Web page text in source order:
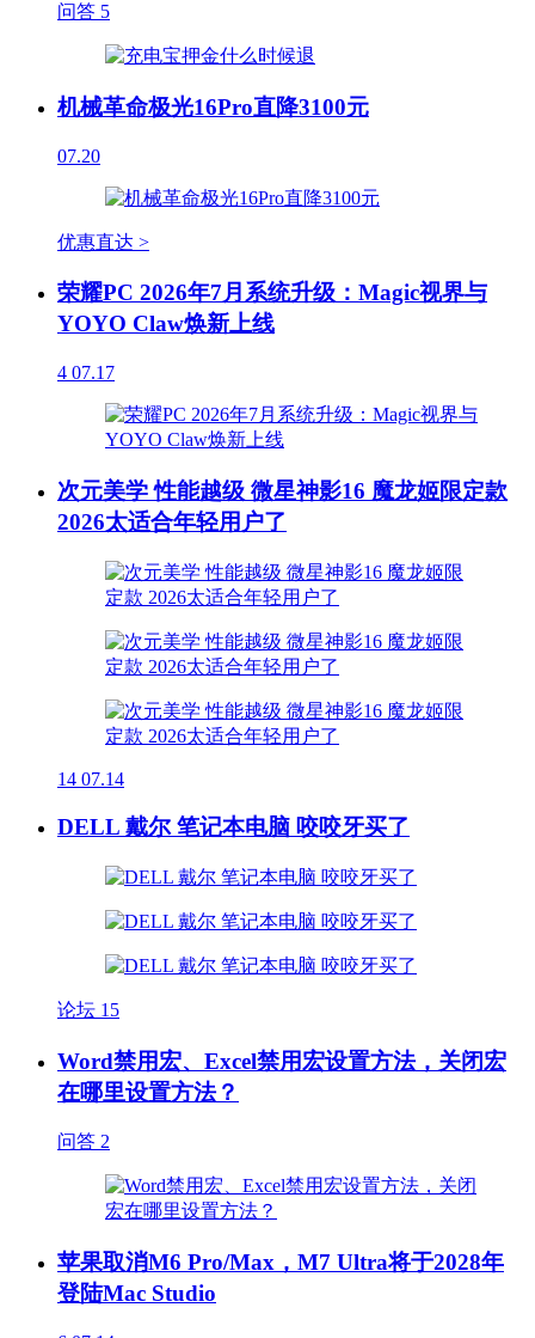
问答 5
机械革命极光16Pro直降3100元
07.20
优惠直达 >
荣耀PC 2026年7月系统升级：Magic视界与
YOYO Claw焕新上线
4 07.17
次元美学 性能越级 微星神影16 魔龙姬限定款
2026太适合年轻用户了
14 07.14
DELL 戴尔 笔记本电脑 咬咬牙买了
论坛 15
Word禁用宏、Excel禁用宏设置方法，关闭宏
在哪里设置方法？
问答 2
苹果取消M6 Pro/Max，M7 Ultra将于2028年
登陆Mac Studio